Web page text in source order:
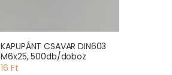
KAPUPÁNT CSAVAR DIN603
M6x25, 500db/doboz
16 Ft